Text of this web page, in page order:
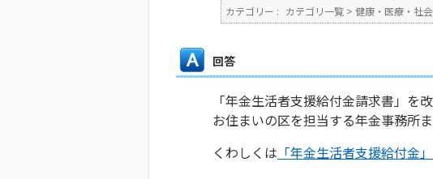
カテゴリー : カテゴリ一覧 > 健康・医療・社
回答
「年金生活者支援給付金請求書」を
お住まいの区を担当する年金事務所
くわしくは 「年金生活者支援給付金